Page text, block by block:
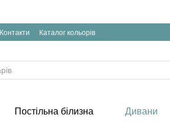
Контакти Каталог кольорів
Постільна білизна Дивани